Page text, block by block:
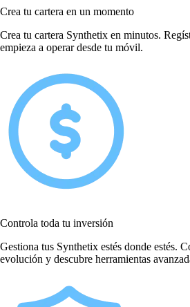
Crea tu cartera en un momento
Crea tu cartera Synthetix en minutos.
empieza a operar desde tu móvil.
Controla toda tu inversión
Gestiona tus Synthetix estés donde estés.
evolución y descubre herramientas